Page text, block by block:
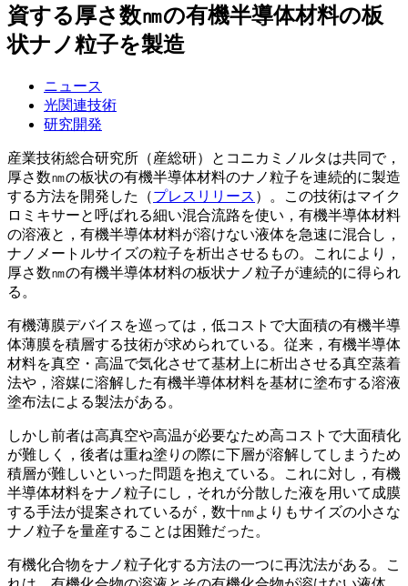
資する厚さ数㎚の有機半導体材料の板
状ナノ粒子を製造
ニュース
光関連技術
研究開発
産業技術総合研究所（産総研）とコニカミノルタは共同で，
厚さ数㎚の板状の有機半導体材料のナノ粒子を連続的に製造
する方法を開発した（プレスリリース ）。この技術はマイク
ロミキサーと呼ばれる細い混合流路を使い，有機半導体材料
の溶液と，有機半導体材料が溶けない液体を急速に混合し，
ナノメートルサイズの粒子を析出させるもの。これにより，
厚さ数㎚の有機半導体材料の板状ナノ粒子が連続的に得られ
る。
有機薄膜デバイスを巡っては，低コストで大面積の有機半導
体薄膜を積層する技術が求められている。従来，有機半導体
材料を真空・高温で気化させて基材上に析出させる真空蒸着
法や，溶媒に溶解した有機半導体材料を基材に塗布する溶液
塗布法による製法がある。
しかし前者は高真空や高温が必要なため高コストで大面積化
が難しく，後者は重ね塗りの際に下層が溶解してしまうため
積層が難しいといった問題を抱えている。これに対し，有機
半導体材料をナノ粒子にし，それが分散した液を用いて成膜
する手法が提案されているが，数十㎚よりもサイズの小さな
ナノ粒子を量産することは困難だった。
有機化合物をナノ粒子化する方法の一つに再沈法がある。こ